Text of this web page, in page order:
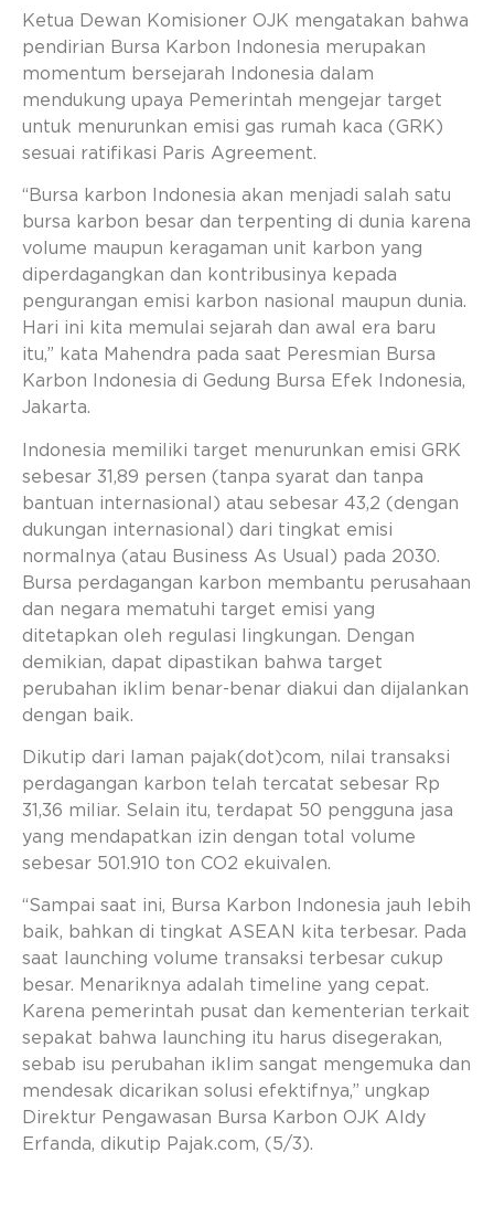
Ketua Dewan Komisioner OJK mengatakan bahwa
pendirian Bursa Karbon Indonesia merupakan
momentum bersejarah Indonesia dalam
mendukung upaya Pemerintah mengejar target
untuk menurunkan emisi gas rumah kaca (GRK)
sesuai ratifikasi Paris Agreement.
“Bursa karbon Indonesia akan menjadi salah satu
bursa karbon besar dan terpenting di dunia karena
volume maupun keragaman unit karbon yang
diperdagangkan dan kontribusinya kepada
pengurangan emisi karbon nasional maupun dunia.
Hari ini kita memulai sejarah dan awal era baru
itu,” kata Mahendra pada saat Peresmian Bursa
Karbon Indonesia di Gedung Bursa Efek Indonesia,
Jakarta.
Indonesia memiliki target menurunkan emisi GRK
sebesar 31,89 persen (tanpa syarat dan tanpa
bantuan internasional) atau sebesar 43,2 (dengan
dukungan internasional) dari tingkat emisi
normalnya (atau Business As Usual) pada 2030.
Bursa perdagangan karbon membantu perusahaan
dan negara mematuhi target emisi yang
ditetapkan oleh regulasi lingkungan. Dengan
demikian, dapat dipastikan bahwa target
perubahan iklim benar-benar diakui dan dijalankan
dengan baik.
Dikutip dari laman pajak(dot)com, nilai transaksi
perdagangan karbon telah tercatat sebesar Rp
31,36 miliar. Selain itu, terdapat 50 pengguna jasa
yang mendapatkan izin dengan total volume
sebesar 501.910 ton CO2 ekuivalen.
“Sampai saat ini, Bursa Karbon Indonesia jauh lebih
baik, bahkan di tingkat ASEAN kita terbesar. Pada
saat launching volume transaksi terbesar cukup
besar. Menariknya adalah timeline yang cepat.
Karena pemerintah pusat dan kementerian terkait
sepakat bahwa launching itu harus disegerakan,
sebab isu perubahan iklim sangat mengemuka dan
mendesak dicarikan solusi efektifnya,” ungkap
Direktur Pengawasan Bursa Karbon OJK Aldy
Erfanda, dikutip Pajak.com, (5/3).